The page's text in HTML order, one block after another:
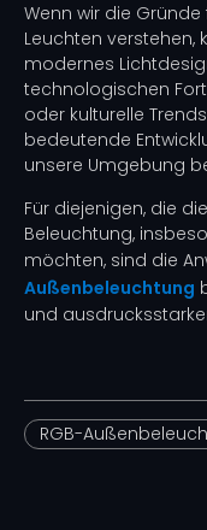
Wenn wir die
Leuchten verstehen,
modernes
technologischen
oder kulturelle
bedeutende
unsere Umgebung
Für diejenigen, die
Beleuchtung,
möchten, sind die
Außenbeleuchtung
und
RGB-